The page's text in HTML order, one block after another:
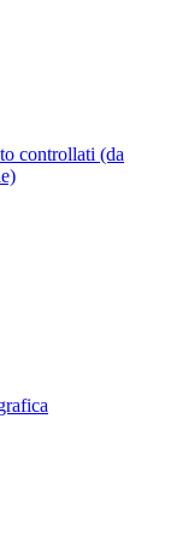
controllati (da